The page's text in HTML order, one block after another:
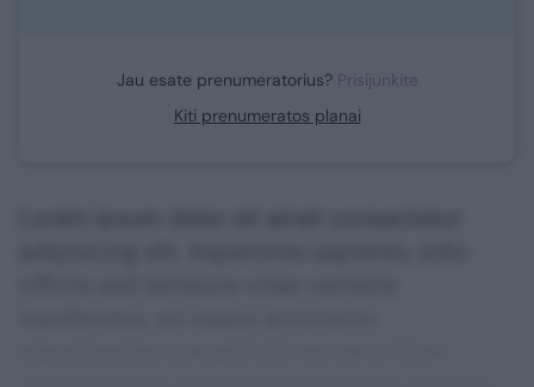
Jau esate prenumeratorius? Prisijunkite
Kiti prenumeratos planai